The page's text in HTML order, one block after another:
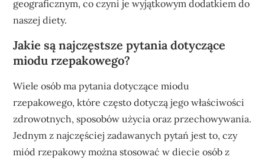
geograficznym, co czyni je wyjątkowym dodatkiem do
naszej diety.
Jakie są najczęstsze pytania dotyczące
miodu rzepakowego?
Wiele osób ma pytania dotyczące miodu
rzepakowego, które często dotyczą jego właściwości
zdrowotnych, sposobów użycia oraz przechowywania.
Jednym z najczęściej zadawanych pytań jest to, czy
miód rzepakowy można stosować w diecie osób z